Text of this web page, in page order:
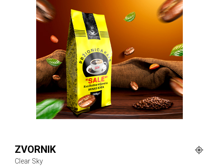
ZVORNIK
Clear Sky